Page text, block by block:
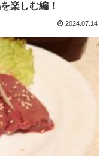
楽しむ編！
2024.07.14